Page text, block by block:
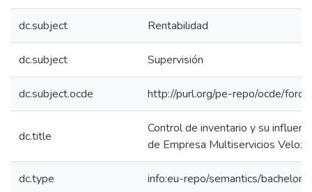
dc.subject Rentabilidad
dc.subject Supervisión
dc.subject.ocde http://purl.org/pe-repo/ocde/
dc.title
Control de inventario y su
de Empresa Multiservicios Veloz
dc.type info:eu-repo/semantics/